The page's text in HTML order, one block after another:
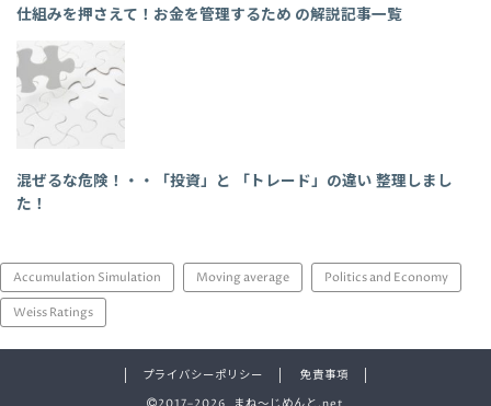
仕組みを押さえて！お金を管理するため の解説記事一覧
混ぜるな危険！・・「投資」と 「トレード」の違い 整理しまし
た！
Accumulation Simulation Moving average Politics and Economy
Weiss Ratings
プライバシーポリシー
免責事項